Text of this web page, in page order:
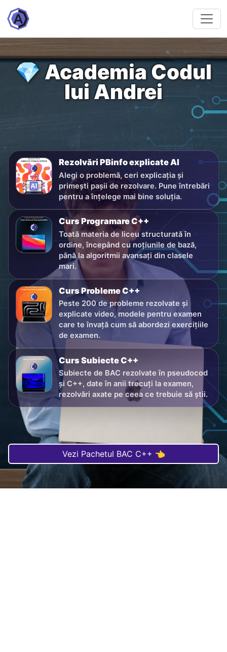
💎 Academia Codul
lui Andrei
Rezolvări PBinfo explicate AI
Alegi o problemă, ceri explicația și
primești pașii de rezolvare. Pune întrebări
pentru a înțelege mai bine soluția.
Curs Programare C++
Toată materia de liceu structurată în
ordine, începând cu noțiunile de bază,
până la algoritmii avansați din clasele
mari.
Curs Probleme C++
Peste 200 de probleme rezolvate și
explicate video, modele pentru examen
care te învață cum să abordezi exercițiile
de examen.
Curs Subiecte C++
Subiecte de BAC rezolvate în pseudocod
și C++, date în anii trecuți la examen,
rezolvări axate pe ceea ce trebuie să știi.
Vezi Pachetul BAC C++ 👈